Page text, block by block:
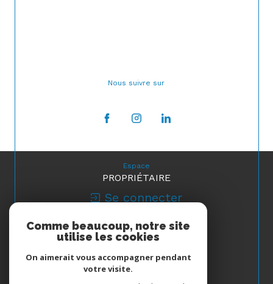
Nous suivre sur
Espace
PROPRIÉTAIRE
Se connecter
Nous
ADHÉRONS
Comme beaucoup, notre site
utilise les cookies
On aimerait vous accompagner pendant
votre visite.